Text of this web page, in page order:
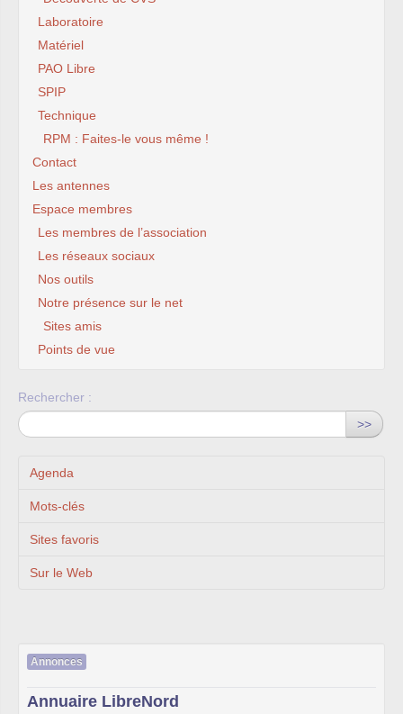
Laboratoire
Matériel
PAO Libre
SPIP
Technique
RPM : Faites-le vous même !
Contact
Les antennes
Espace membres
Les membres de l’association
Les réseaux sociaux
Nos outils
Notre présence sur le net
Sites amis
Points de vue
Rechercher :
>>
Agenda
Mots-clés
Sites favoris
Sur le Web
Annonces
Annuaire LibreNord